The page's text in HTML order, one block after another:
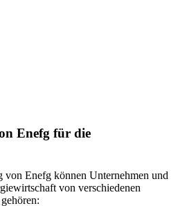
Enefg für die
Enefg können Unternehmen und
von verschiedenen